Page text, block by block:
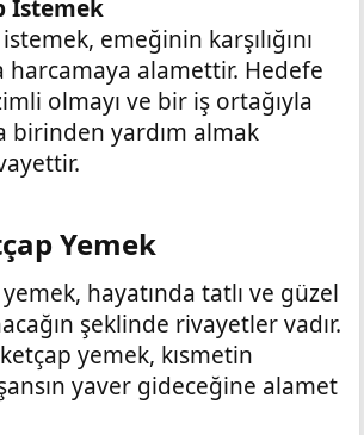
İstemek
emeğinin karşılığını
harcamaya alamettir. Hedefe
olmayı ve bir iş ortağıyla
birinden yardım almak
Yemek​
hayatında tatlı ve güzel
şeklinde rivayetler vadır.
yemek, kısmetin
yaver gideceğine alamet